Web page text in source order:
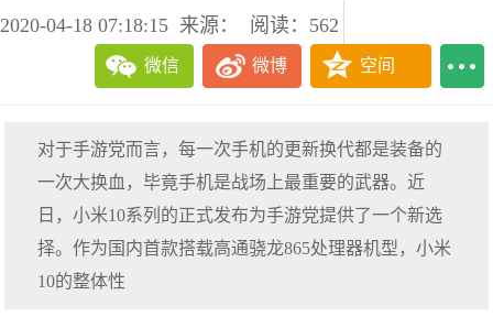
2020-04-18 07:18:15 来源： 阅读：562
微信 微博 空间
对于手游党而言，每一次手机的更新换代都是装备的
一次大换血，毕竟手机是战场上最重要的武器。近
日，小米10系列的正式发布为手游党提供了一个新选
择。作为国内首款搭载高通骁龙865处理器机型，小米
10的整体性